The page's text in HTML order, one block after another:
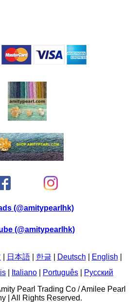
(@amitypearlhk)
(@amitypearlhk)
日本語| 한글 Deutsch English
Italiano Português Pусский
| All Rights Reserved.